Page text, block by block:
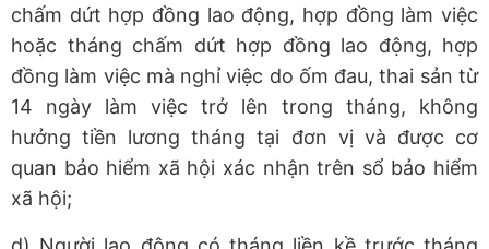
chấm dứt hợp đồng lao động, hợp đồng làm việc
hoặc tháng chấm dứt hợp đồng lao động, hợp
đồng làm việc mà nghỉ việc do ốm đau, thai sản từ
14 ngày làm việc trở lên trong tháng, không
hưởng tiền lương tháng tại đơn vị và được cơ
quan bảo hiểm xã hội xác nhận trên sổ bảo hiểm
xã hội;